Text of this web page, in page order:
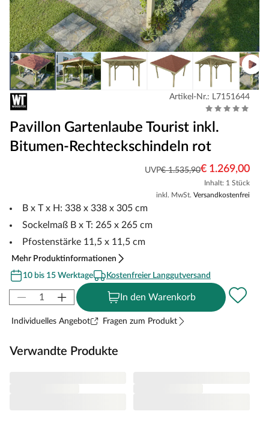
Artikel-Nr.: L7151644
Pavillon Gartenlaube Tourist inkl.
Bitumen-Rechteckschindeln rot
UVP€ 1.535,90€ 1.269,00
Inhalt: 1 Stück
inkl. MwSt. Versandkostenfrei
B x T x H: 338 x 338 x 305 cm
Sockelmaß B x T: 265 x 265 cm
Pfostenstärke 11,5 x 11,5 cm
Mehr Produktinformationen
10 bis 15 Werktage
Kostenfreier Langgutversand
In den Warenkorb
Individuelles Angebot Fragen zum Produkt
Verwandte Produkte